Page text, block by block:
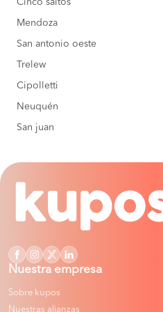
Mendoza
San antonio oeste
Trelew
Cipolletti
Neuquén
San juan
Nuestra empresa
Sobre kupos
Nuestras alianzas